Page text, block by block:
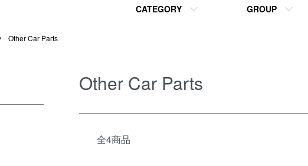
CATEGORY GROUP
Other Car Parts
Other Car Parts
全4商品